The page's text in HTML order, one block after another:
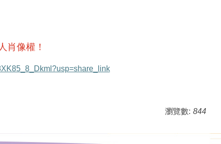
肖像權！
瀏覽數: 844